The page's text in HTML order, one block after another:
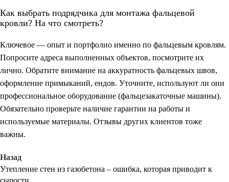
Как выбрать подрядчика для монтажа фальцевой
кровли? На что смотреть?
Ключевое — опыт и портфолио именно по фальцевым кровлям.
Попросите адреса выполненных объектов, посмотрите их
лично. Обратите внимание на аккуратность фальцевых швов,
оформление примыканий, ендов. Уточните, используют ли они
профессиональное оборудование (фальцезакаточные машины).
Обязательно проверьте наличие гарантии на работы и
используемые материалы. Отзывы других клиентов тоже
важны.
Назад
Утепление стен из газобетона – ошибка, которая приводит к
сырости